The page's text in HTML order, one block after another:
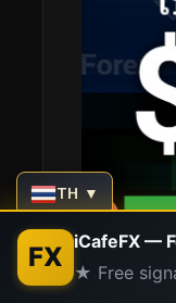
TH ▼
FX iCafeFX —
★ Free
Open